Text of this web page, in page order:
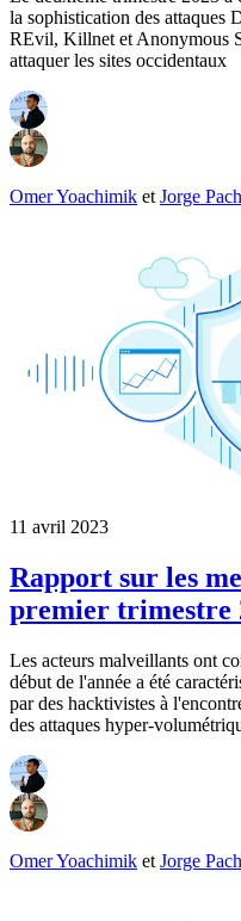
la sophistication des attaques
REvil, Killnet et Anonymous
attaquer les sites occidentaux
Omer Yoachimik et Jorge
11 avril 2023
Rapport sur les
premier trimestre
Les acteurs malveillants ont
début de l'année a été
par des hacktivistes à
des attaques hyper-
Omer Yoachimik et Jorge